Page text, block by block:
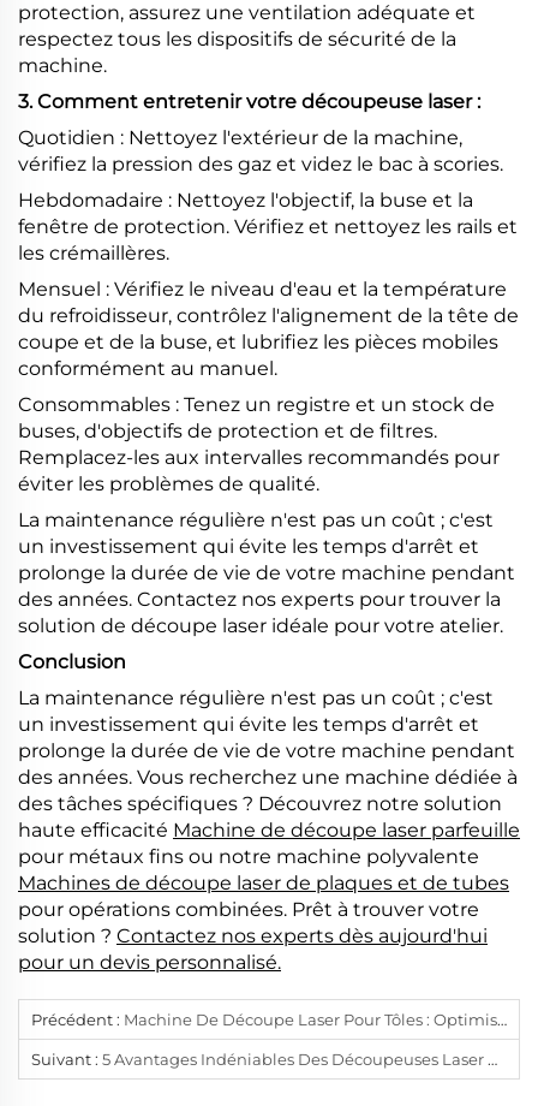
protection, assurez une ventilation adéquate et
respectez tous les dispositifs de sécurité de la
machine.
3. Comment entretenir votre découpeuse laser :
Quotidien : Nettoyez l'extérieur de la machine,
vérifiez la pression des gaz et videz le bac à scories.
Hebdomadaire : Nettoyez l'objectif, la buse et la
fenêtre de protection. Vérifiez et nettoyez les rails et
les crémaillères.
Mensuel : Vérifiez le niveau d'eau et la température
du refroidisseur, contrôlez l'alignement de la tête de
coupe et de la buse, et lubrifiez les pièces mobiles
conformément au manuel.
Consommables : Tenez un registre et un stock de
buses, d'objectifs de protection et de filtres.
Remplacez-les aux intervalles recommandés pour
éviter les problèmes de qualité.
La maintenance régulière n'est pas un coût ; c'est
un investissement qui évite les temps d'arrêt et
prolonge la durée de vie de votre machine pendant
des années. Contactez nos experts pour trouver la
solution de découpe laser idéale pour votre atelier.
Conclusion
La maintenance régulière n'est pas un coût ; c'est
un investissement qui évite les temps d'arrêt et
prolonge la durée de vie de votre machine pendant
des années. Vous recherchez une machine dédiée à
des tâches spécifiques ? Découvrez notre solution
haute efficacité Machine de découpe laser parfeuille
pour métaux fins ou notre machine polyvalente
Machines de découpe laser de plaques et de tubes
pour opérations combinées. Prêt à trouver votre
solution ? Contactez nos experts dès aujourd'hui
pour un devis personnalisé.
Précédent : Machine De Découpe Laser Pour Tôles : Optimiser L'efficacité Pour Tôles Et Plaques Métalliques
Suivant : 5 Avantages Indéniables Des Découpeuses Laser À Fibre Par Rapport Au CO2 Et Au Plasma